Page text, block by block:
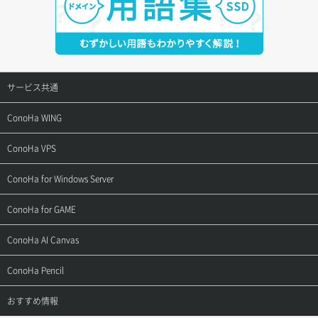
サービス共通
サポートトップ
ご契約・お支払い
お問い合わせ
ConoHa WING
サポートトップ
ご利用ガイド
よくある質問
ConoHa VPS
サポートトップ
ご利用ガイド
APIドキュメントVPS3.0
ConoHa for Windows Server
サポートトップ
ご利用ガイド
ConoHa for GAME
サポートトップ
ご利用ガイド
ConoHa AI Canvas
サポートトップ
ご利用ガイド
ConoHa Pencil
サポートトップ
おすすめ情報